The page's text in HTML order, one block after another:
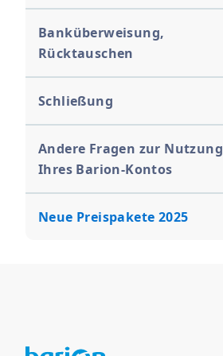
Banküberweisung,
Rücktauschen
Schließung
Andere Fragen zur Nutzung
Ihres Barion-Kontos
Neue Preispakete 2025